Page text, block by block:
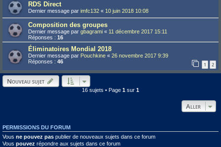
RDS Direct
Dernier message par imfc132 « 10 juin 2018 10:08
Composition des groupes
Dernier message par gbagrami « 11 décembre 2017 15:11
Réponses : 16
Éliminatoires Mondial 2018
Dernier message par Pouchkine « 26 novembre 2017 9:39
Réponses : 46 1 2
Nouveau sujet
16 sujets • Page 1 sur 1
Aller
PERMISSIONS DU FORUM
Vous ne pouvez pas publier de nouveaux sujets dans ce forum
Vous pouvez répondre aux sujets dans ce forum